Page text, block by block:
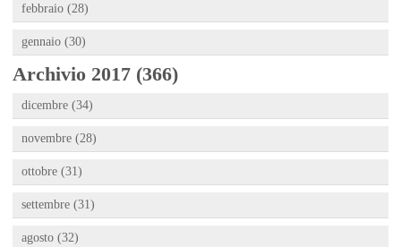
febbraio (28)
gennaio (30)
Archivio 2017 (366)
dicembre (34)
novembre (28)
ottobre (31)
settembre (31)
agosto (32)